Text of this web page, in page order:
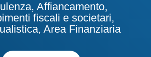
Affiancamento,
fiscali e societari,
Area Finanziaria